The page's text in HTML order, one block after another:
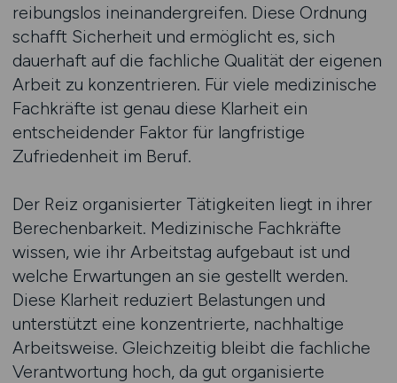
reibungslos ineinandergreifen. Diese Ordnung
schafft Sicherheit und ermöglicht es, sich
dauerhaft auf die fachliche Qualität der eigenen
Arbeit zu konzentrieren. Für viele medizinische
Fachkräfte ist genau diese Klarheit ein
entscheidender Faktor für langfristige
Zufriedenheit im Beruf.
Der Reiz organisierter Tätigkeiten liegt in ihrer
Berechenbarkeit. Medizinische Fachkräfte
wissen, wie ihr Arbeitstag aufgebaut ist und
welche Erwartungen an sie gestellt werden.
Diese Klarheit reduziert Belastungen und
unterstützt eine konzentrierte, nachhaltige
Arbeitsweise. Gleichzeitig bleibt die fachliche
Verantwortung hoch, da gut organisierte